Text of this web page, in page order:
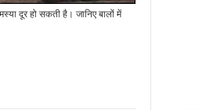
दूर हो सकती है। जानिए बालों में
हरमनप्रीत कौर ने रचा इतिहास,
महिला वनडे क्रिकेट में ऐसा